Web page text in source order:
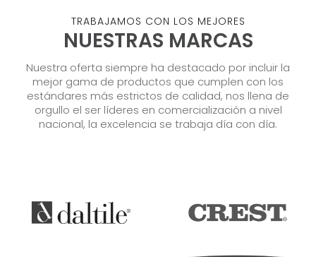
TRABAJAMOS CON LOS MEJORES
NUESTRAS MARCAS
Nuestra oferta siempre ha destacado por incluir la
mejor gama de productos que cumplen con los
estándares más estrictos de calidad, nos llena de
orgullo el ser líderes en comercialización a nivel
nacional, la excelencia se trabaja día con día.